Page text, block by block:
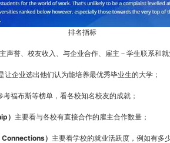
排名指标
誉、校友收入、与企业合作、雇主－学生联系和就
让企业选出他们认为能培养最优秀毕业生的大学；
考福布斯等榜单，看各校知名校友的成就；
） 主要看与各校有直接合作的雇主合作数量；
） 主要看学校的就业活跃度，例如有多